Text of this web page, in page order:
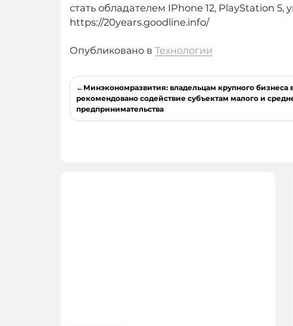
стать обладателем IPhone 12, PlayStation
https://20years.goodline.info/
Опубликовано в Технологии
Навигация
по
записям
Минэкономразвития: владельцам крупного бизнеса
рекомендовано содействие субъектам малого и
предпринимательства